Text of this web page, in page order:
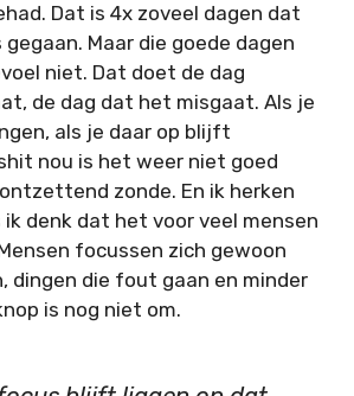
Dat is 4x zoveel dagen dat
Maar die goede dagen
niet. Dat doet de dag
de dag dat het misgaat. Als je
als je daar op blijft
nou is het weer niet goed
ontzettend zonde. En ik herken
denk dat het voor veel mensen
focussen zich gewoon
dingen die fout gaan en minder
is nog niet om.